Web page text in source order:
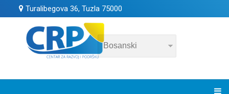
Turalibegova 36, Tuzla 75000